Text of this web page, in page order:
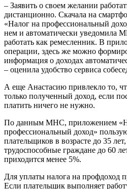
– Заявить о своем желании
дистанционно. Скачала на
«Налог на профессиональный
нем и автоматически уведомила
работать как ремесленник. В
операции, здесь же можно
информация о доходах
– оценила удобство сервиса
А еще Анастасию привлекло то,
только полученный доход, если
платить ничего не нужно.
По данным МНС, приложением
профессиональный доход»
плательщиков в возрасте до 35
трудоспособные граждане до 60
приходится менее 5%.
Для уплаты налога на профдоход
Если плательщик выполняет